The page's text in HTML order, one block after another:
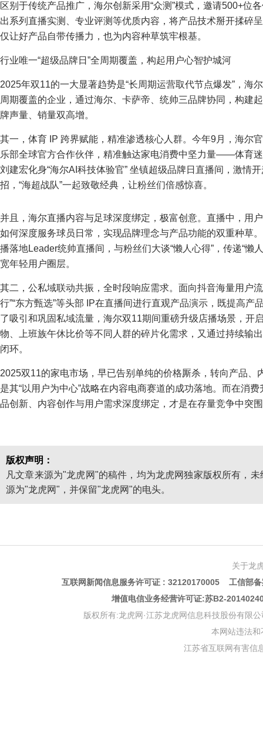
区别于传统产品推广，海尔创新采用“众测”模式，邀请500+位
出系列直播实测、专业评测等优质内容，将产品技术掰开揉碎
仅让好产品自带传播力，也为内容种草筑牢根基。
行业唯一“超级品牌日”全周期覆盖，构起用户心智护城河
2025年双11的一大显著趋势是“长周期运营取代节点爆发”，海
周期覆盖的企业，通过海尔、卡萨帝、统帅三品牌协同，构建
牌声量、销量双高增。
其一，体育 IP 跨界赋能，精准渗透核心人群。今年9月，海尔
乐部全球官方合作伙伴，精准触达家电消费中坚力量——体育
刘建宏化身“海尔AI科技体验官” 坐镇超级品牌日直播间，激情
招，“海超战队”一起致敬经典，让粉丝们倍感惊喜。
并且，海尔直播内容与足球深度绑定，极富创意。直播中，用
如何深度服务球员日常，实现品牌理念与产品功能的双重种草
播落地Leader统帅直播间，与粉丝们大谈“懒人心得”，传递“懒
宽年轻用户圈层。
其二，公私域联动共振，全时段响应需求。面向抖音海量用户
行”“东方甄选”等头部 IP在直播间进行直观产品演示，既提高
了吸引和巩固私域流量，海尔双11期间重磅升级店播场景，开
物、上班族午休比价等不同人群的碎片化需求，又通过持续输
闭环。
2025双11的家电市场，早已告别单纯的价格厮杀，转向产品
是其“以用户为中心”战略在内容电商赛道的成功落地。而在消
品创新、内容创作与用户需求深度绑定，才是在存量竞争中突
版权声明：
凡文章来源为"龙虎网"的稿件，均为龙虎网独家版权所有，
源为"龙虎网"，并保留"龙虎网"的电头。
关于龙
互联网新闻信息服务许可证 : 32120170005 工信部
增值电信业务经营许可证:苏B2-
版权所有:龙虎网·江苏龙虎网信息科技股份有限
本网站违法
江苏省互联网有害